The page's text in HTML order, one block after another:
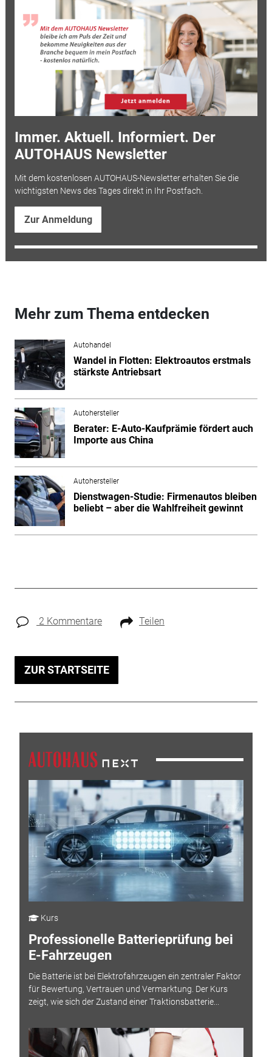
Immer. Aktuell. Informiert. Der
AUTOHAUS Newsletter
Mit dem kostenlosen AUTOHAUS-Newsletter erhalten Sie die
wichtigsten News des Tages direkt in Ihr Postfach.
Zur Anmeldung
Mehr zum Thema entdecken
Autohandel
Wandel in Flotten: Elektroautos erstmals
stärkste Antriebsart
Autohersteller
Berater: E-Auto-Kaufprämie fördert auch
Importe aus China
Autohersteller
Dienstwagen-Studie: Firmenautos bleiben
beliebt – aber die Wahlfreiheit gewinnt
2 Kommentare Teilen
ZUR STARTSEITE
Kurs
Professionelle Batterieprüfung bei
E-Fahrzeugen
Die Batterie ist bei Elektrofahrzeugen ein zentraler Faktor
für Bewertung, Vertrauen und Vermarktung. Der Kurs
zeigt, wie sich der Zustand einer Traktionsbatterie...